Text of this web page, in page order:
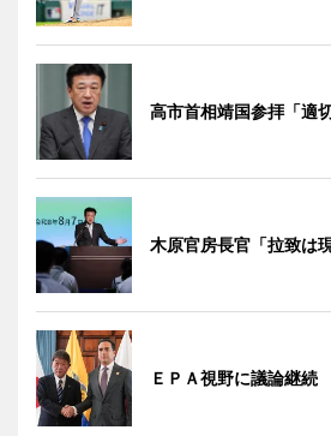
高市首相靖国参拝「適
木原官房長官「拉致は
ＥＰＡ視野に議論継続